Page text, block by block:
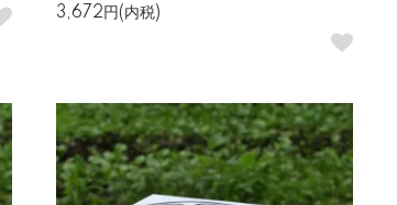
3,672円(内税)